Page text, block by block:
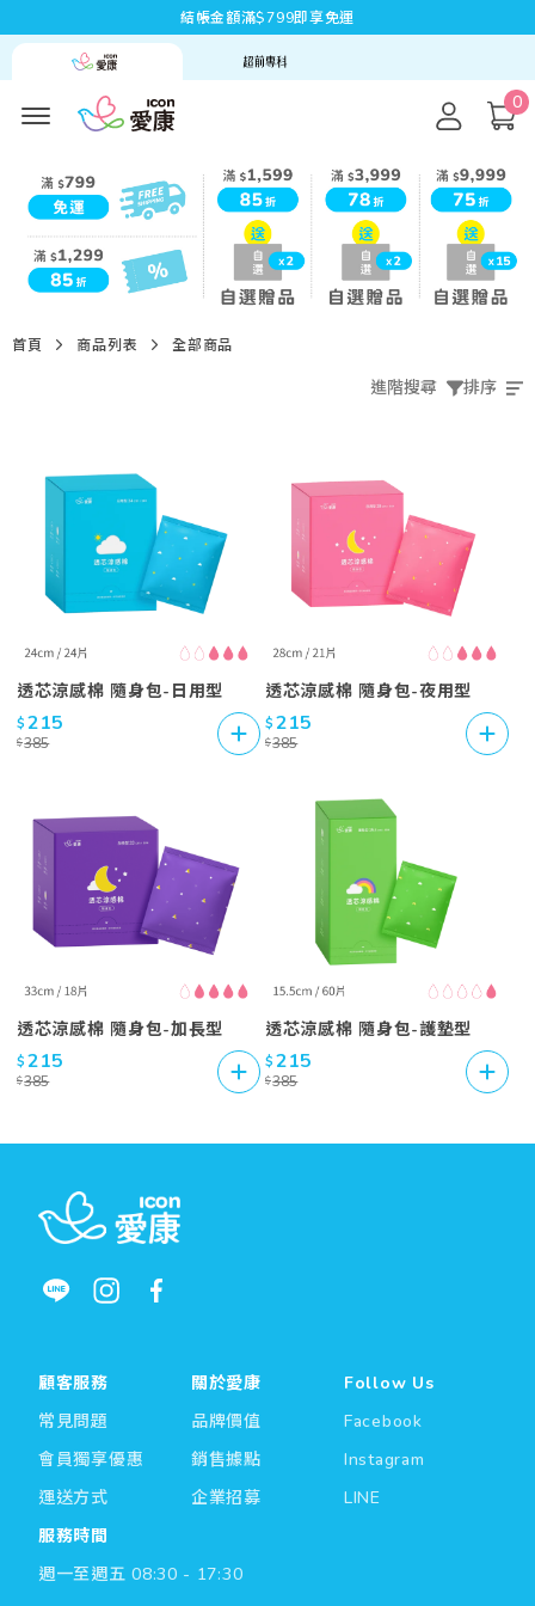
結帳金額滿$799即享免運
0
首頁 商品列表 全部商品
進階搜尋 排序
透芯涼感棉 隨身包
$ 215
$385
透芯涼感棉 隨身包
$ 215
$385
透芯涼感棉 隨身包
$ 215
$385
透芯涼感棉 隨身包
$ 215
$385
顧客服務
常見問題
會員獨享優惠
運送方式
關於愛康
品牌價值
銷售據點
企業招募
Follow Us
Facebook
Instagram
LINE
服務時間
週一至週五 08:30 - 17:30